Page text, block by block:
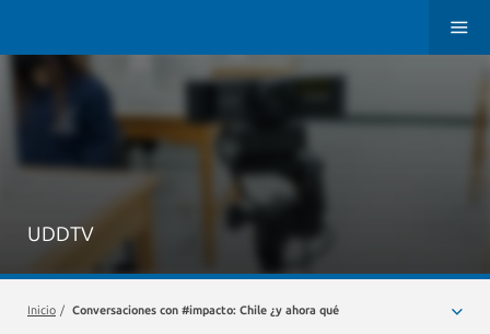
UDDTV
Inicio / Conversaciones con #impacto: Chile ¿y ahora qué